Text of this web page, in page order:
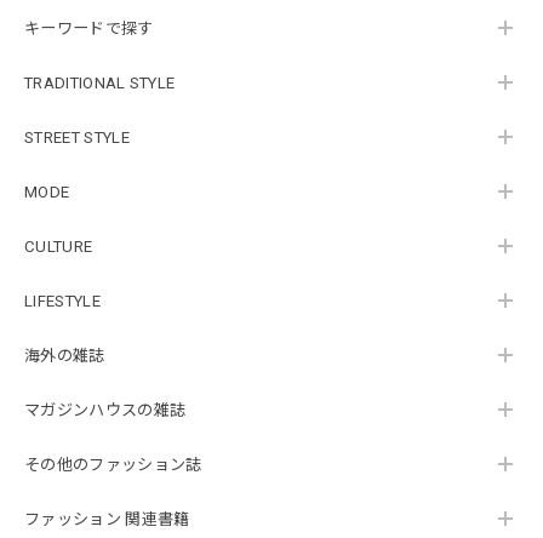
キーワードで探す
TRADITIONAL STYLE
STREET STYLE
MODE
CULTURE
LIFESTYLE
海外の雑誌
マガジンハウスの雑誌
その他のファッション誌
ファッション 関連書籍